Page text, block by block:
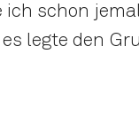
schon
legte den